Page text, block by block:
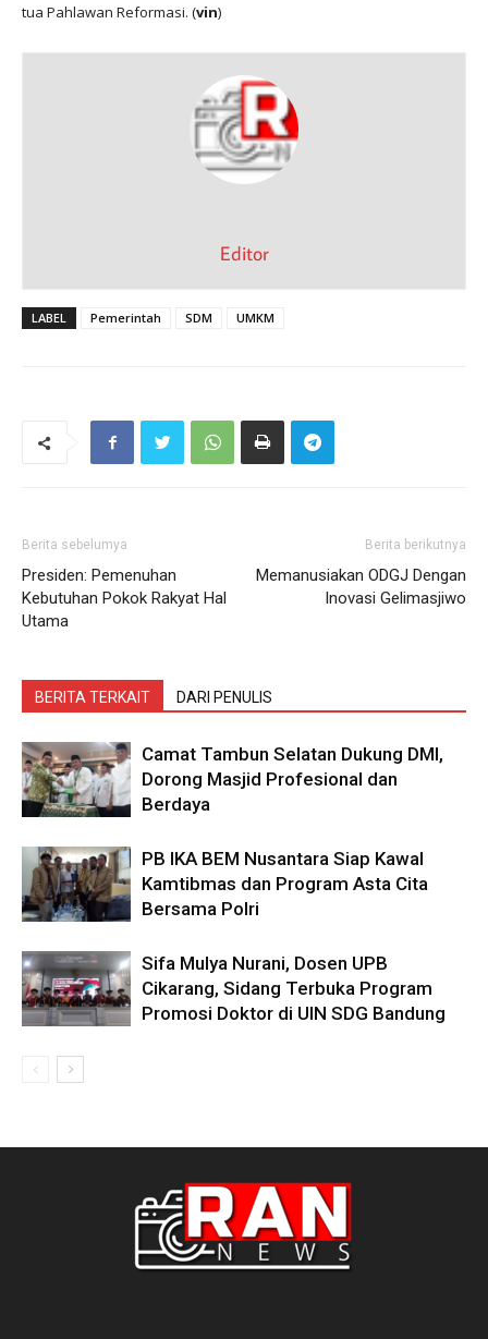
tua Pahlawan Reformasi. (vin)
Editor
LABEL Pemerintah SDM UMKM
Berita sebelumya
Presiden: Pemenuhan
Kebutuhan Pokok Rakyat Hal
Utama
Berita berikutnya
Memanusiakan ODGJ Dengan
Inovasi Gelimasjiwo
BERITA TERKAIT DARI PENULIS
Camat Tambun Selatan Dukung DMI,
Dorong Masjid Profesional dan
Berdaya
PB IKA BEM Nusantara Siap Kawal
Kamtibmas dan Program Asta Cita
Bersama Polri
Sifa Mulya Nurani, Dosen UPB
Cikarang, Sidang Terbuka Program
Promosi Doktor di UIN SDG Bandung